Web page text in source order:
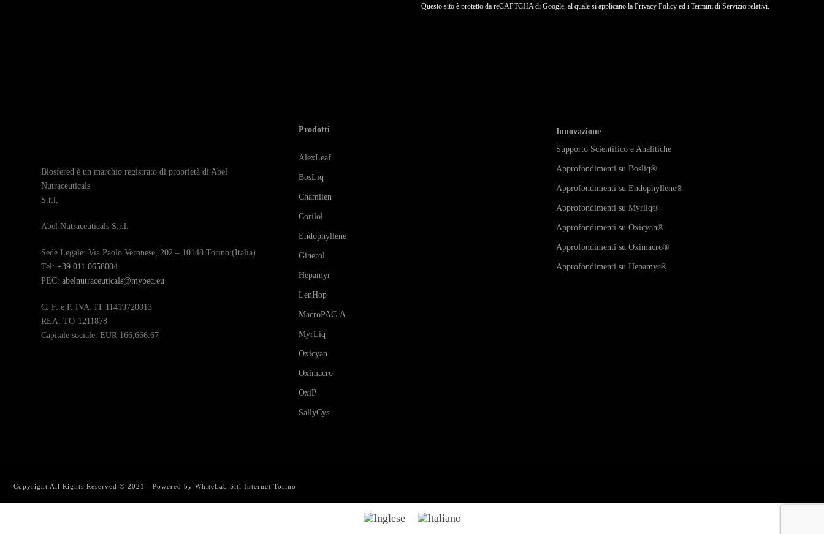
Questo sito è protetto da reCAPTCHA di Google, al quale si applicano la Privacy Policy ed i Termini di Servizio relativi.
Biosfered è un marchio registrato di proprietà di Abel
Nutraceuticals
S.r.l.
Abel Nutraceuticals S.r.l.
Sede Legale: Via Paolo Veronese, 202 – 10148 Torino (Italia)
Tel:+39 011 0658004
PEC:abelnutraceuticals@mypec.eu
C. F. e P. IVA: IT 11419720013
REA: TO-1211878
Capitale sociale: EUR 166,666.67
Prodotti
AlexLeaf
BosLiq
Chamilen
Corilol
Endophyllene
Ginerol
Hepamyr
LenHop
MacroPAC-A
MyrLiq
Oxicyan
Oximacro
OxiP
SallyCys
Innovazione
Supporto Scientifico e Analitiche
Approfondimenti su Bosliq®
Approfondimenti su Endophyllene®
Approfondimenti su Myrliq®
Approfondimenti su Oxicyan®
Approfondimenti su Oximacro®
Approfondimenti su Hepamyr®
Copyright All Rights Reserved © 2021 - Powered by WhiteLab Siti Internet Torino